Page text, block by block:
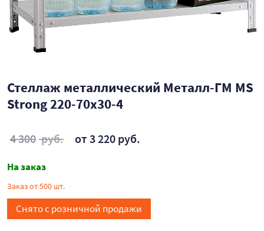
Стеллаж металлический Металл-ГМ MS
Strong 220-70x30-4
4 300 руб. от 3 220 руб.
На заказ
Заказ от 500 шт.
Снято с розничной продажи